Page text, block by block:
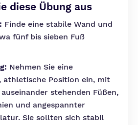
diese Übung aus
Finde eine stabile Wand und
fünf bis sieben Fuß
Nehmen Sie eine
athletische Position ein, mit
stehenden Füßen,
und angespannter
Sie sollten sich stabil